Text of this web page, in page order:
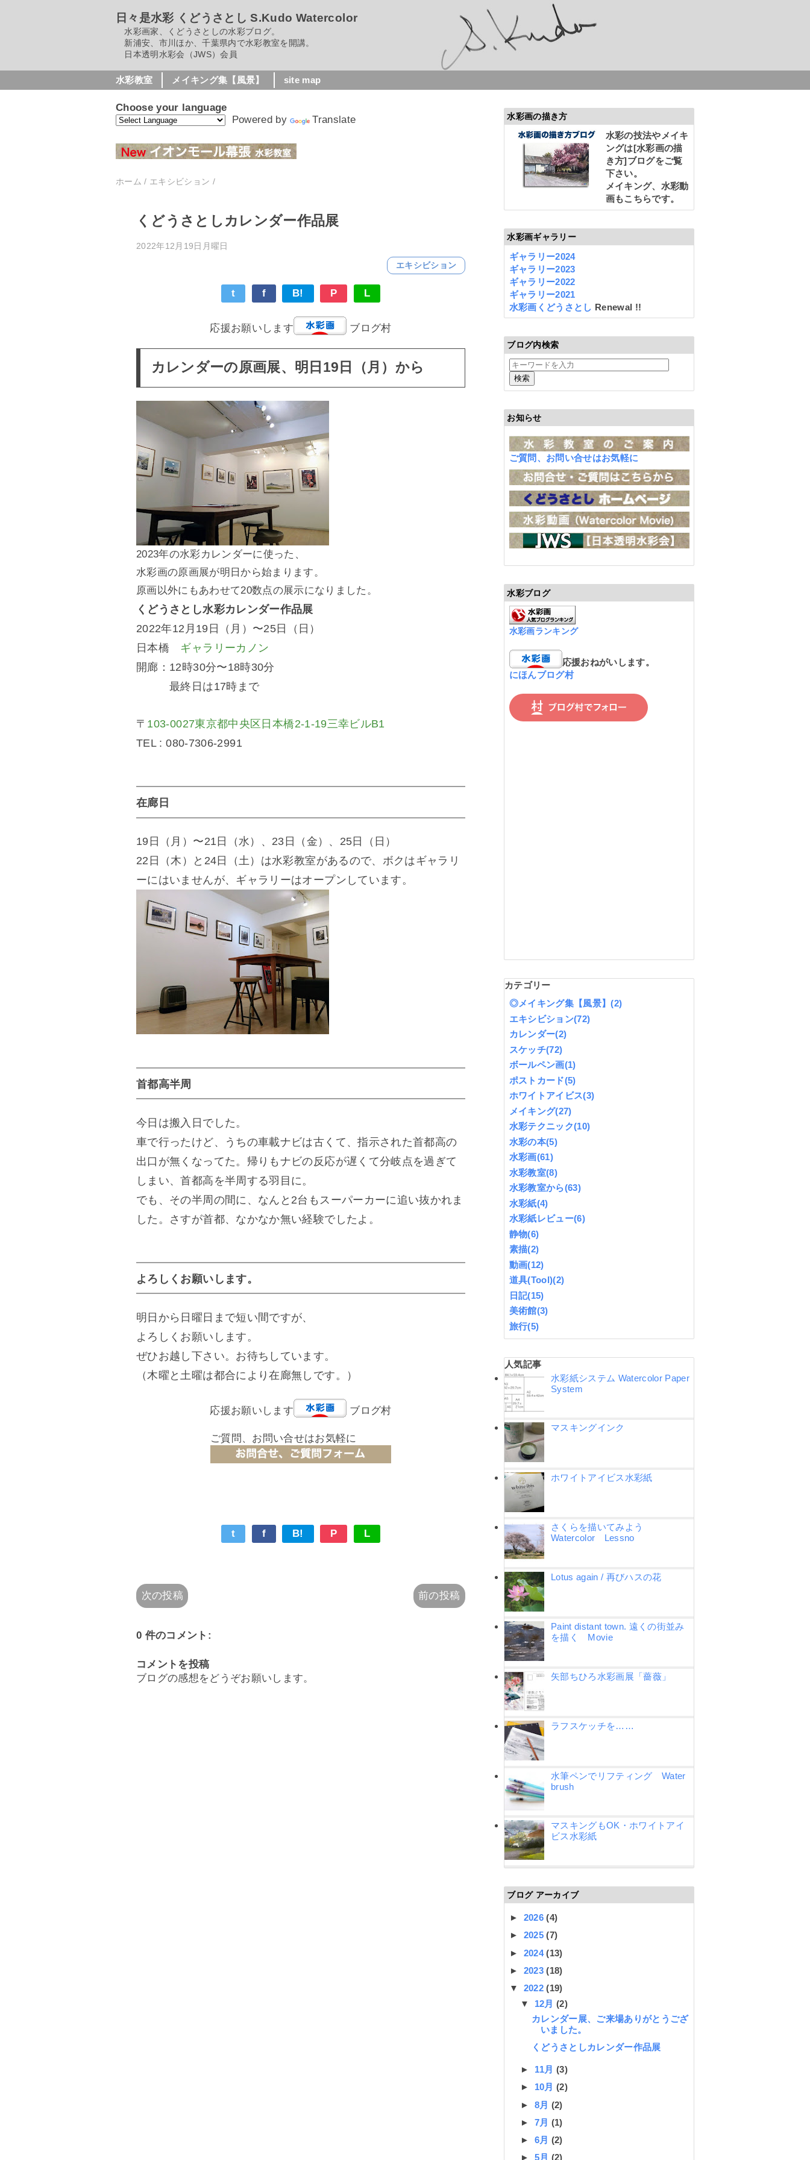
日々是水彩 くどうさとし S.Kudo Watercolor
水彩画家、くどうさとしの水彩ブログ。
新浦安、市川ほか、千葉県内で水彩教室を開講。
日本透明水彩会（JWS）会員
水彩教室 メイキング集【風景】 site map
Choose your language
Powered by
Translate
ホーム / エキシビション /
くどうさとしカレンダー作品展
2022年12月19日月曜日
エキシビション
t f B! P L
応援お願いします ブログ村
カレンダーの原画展、明日19日（月）から
2023年の水彩カレンダーに使った、
水彩画の原画展が明日から始まります。
原画以外にもあわせて20数点の展示になりました。
くどうさとし水彩カレンダー作品展
2022年12月19日（月）〜25日（日）
日本橋 ギャラリーカノン
開廊：12時30分〜18時30分
最終日は17時まで
〒 103-0027東京都中央区日本橋2-1-19三幸ビルB1
TEL : 080-7306-2991
在廊日
19日（月）〜21日（水）、23日（金）、25日（日）
22日（木）と24日（土）は水彩教室があるので、ボクはギャラリ
ーにはいませんが、ギャラリーはオープンしています。
首都高半周
今日は搬入日でした。
車で行ったけど、うちの車載ナビは古くて、指示された首都高の
出口が無くなってた。帰りもナビの反応が遅くて分岐点を過ぎて
しまい、首都高を半周する羽目に。
でも、その半周の間に、なんと2台もスーパーカーに追い抜かれま
した。さすが首都、なかなか無い経験でしたよ。
よろしくお願いします。
明日から日曜日まで短い間ですが、
よろしくお願いします。
ぜひお越し下さい。お待ちしています。
（木曜と土曜は都合により在廊無しです。）
応援お願いします ブログ村
ご質問、お問い合せはお気軽に
t f B! P L
次の投稿 前の投稿
0 件のコメント:
コメントを投稿
ブログの感想をどうぞお願いします。
水彩画の描き方
水彩の技法やメイキ
ングは[水彩画の描
き方]ブログをご覧
下さい。
メイキング、水彩動
画もこちらです。
水彩画ギャラリー
ギャラリー2024
ギャラリー2023
ギャラリー2022
ギャラリー2021
水彩画くどうさとし Renewal !!
ブログ内検索
お知らせ
ご質問、お問い合せはお気軽に
水彩ブログ
水彩画ランキング
応援おねがいします。
にほんブログ村
カテゴリー
◎メイキング集【風景】(2)
エキシビション(72)
カレンダー(2)
スケッチ(72)
ボールペン画(1)
ポストカード(5)
ホワイトアイビス(3)
メイキング(27)
水彩テクニック(10)
水彩の本(5)
水彩画(61)
水彩教室(8)
水彩教室から(63)
水彩紙(4)
水彩紙レビュー(6)
静物(6)
素描(2)
動画(12)
道具(Tool)(2)
日記(15)
美術館(3)
旅行(5)
人気記事
水彩紙システム Watercolor Paper
System
マスキングインク
ホワイトアイビス水彩紙
さくらを描いてみよう
Watercolor Lessno
Lotus again / 再びハスの花
Paint distant town. 遠くの街並み
を描く Movie
矢部ちひろ水彩画展「薔薇」
ラフスケッチを……
水筆ペンでリフティング Water
brush
マスキングもOK・ホワイトアイ
ビス水彩紙
ブログ アーカイブ
► 2026(4)
► 2025(7)
► 2024(13)
► 2023(18)
▼ 2022(19)
▼ 12月 (2)
カレンダー展、ご来場ありがとうござ
いました。
くどうさとしカレンダー作品展
► 11月 (3)
► 10月 (2)
► 8月 (2)
► 7月 (1)
► 6月 (2)
► 5月 (2)